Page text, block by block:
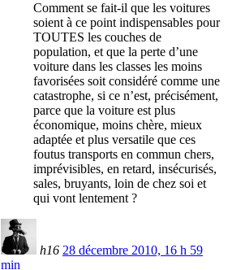
Comment se fait-il que les voitures
soient à ce point indispensables pour
TOUTES les couches de
population, et que la perte d’une
voiture dans les classes les moins
favorisées soit considéré comme une
catastrophe, si ce n’est, précisément,
parce que la voiture est plus
économique, moins chère, mieux
adaptée et plus versatile que ces
foutus transports en commun chers,
imprévisibles, en retard, insécurisés,
sales, bruyants, loin de chez soi et
qui vont lentement ?
h16 28 décembre 2010, 16 h 59
min